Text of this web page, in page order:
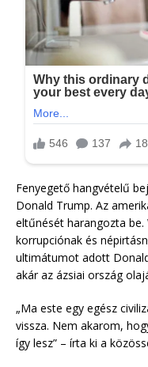
Fenyegető hangvételű
Donald Trump. Az
eltűnését harangozta be.
korrupciónak és
ultimátumot adott
akár az ázsiai ország
„Ma este egy egész
vissza. Nem akarom,
így lesz” – írta ki a